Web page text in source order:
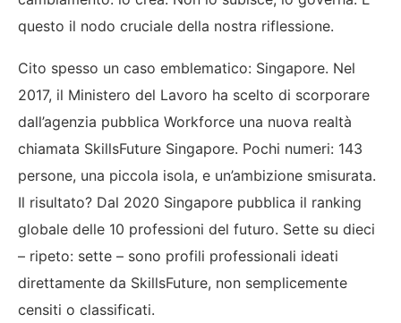
questo il nodo cruciale della nostra riflessione.
Cito spesso un caso emblematico: Singapore. Nel
2017, il Ministero del Lavoro ha scelto di scorporare
dall’agenzia pubblica Workforce una nuova realtà
chiamata SkillsFuture Singapore. Pochi numeri: 143
persone, una piccola isola, e un’ambizione smisurata.
Il risultato? Dal 2020 Singapore pubblica il ranking
globale delle 10 professioni del futuro. Sette su dieci
– ripeto: sette – sono profili professionali ideati
direttamente da SkillsFuture, non semplicemente
censiti o classificati.